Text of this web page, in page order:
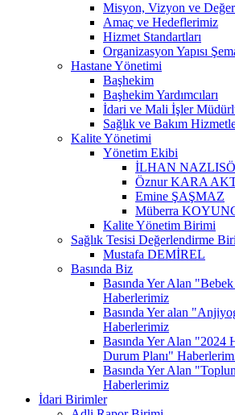
Misyon, Vizyon ve
Amaç ve Hedeflerimiz
Hizmet Standartları
Organizasyon Yapısı
Hastane Yönetimi
Başhekim
Başhekim Yardımcıları
İdari ve Mali İşler
Sağlık ve Bakım
Kalite Yönetimi
Yönetim Ekibi
İLHAN
Öznur KARA
Emine ŞAŞMAZ
Müberra
Kalite Yönetim Birimi
Sağlık Tesisi Değerlendirme
Mustafa DEMİREL
Basında Biz
Basında Yer Alan
Haberlerimiz
Basında Yer alan
Haberlerimiz
Basında Yer Alan "2024
Durum Planı"
Basında Yer Alan
Haberlerimiz
İdari Birimler